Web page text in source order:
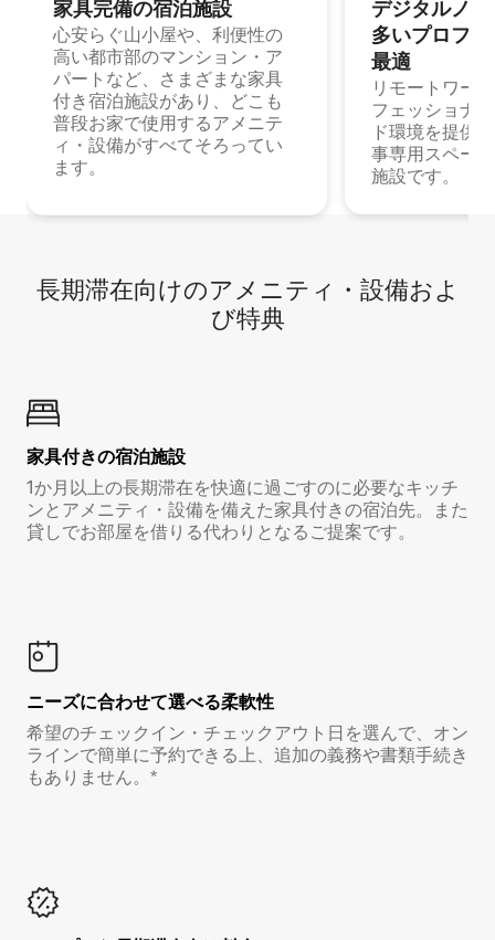
家具完備の宿⁠泊⁠施⁠設
心安らぐ山小屋や、利便性の
高い都市部のマンション・ア
パートなど、さまざまな家具
付き宿泊施設があり、どこも
普段お家で使用するアメニテ
ィ・設備がすべてそろってい
ます。
デジタルノ
多⁠いプ⁠ロ⁠フ⁠
最⁠適
リモートワー
フェッショナ
ド環境を提供
事専用スペー
施設です。
長期滞在向け⁠のア⁠メ⁠ニ⁠テ⁠ィ⁠・設⁠備⁠およ
び特⁠典
家具付き⁠の宿⁠泊⁠施⁠設
1か月以上の長期滞在を快適に過ごすのに必要なキッチ
ンとアメニティ・設備を備えた家具付きの宿泊先。また
貸しでお部屋を借りる代わりとなるご提案です。
ニーズに合わせて選べる柔軟性
希望のチェックイン・チェックアウト日を選んで、オン
ラインで簡単に予約できる上、追加の義務や書類手続き
もありません。*